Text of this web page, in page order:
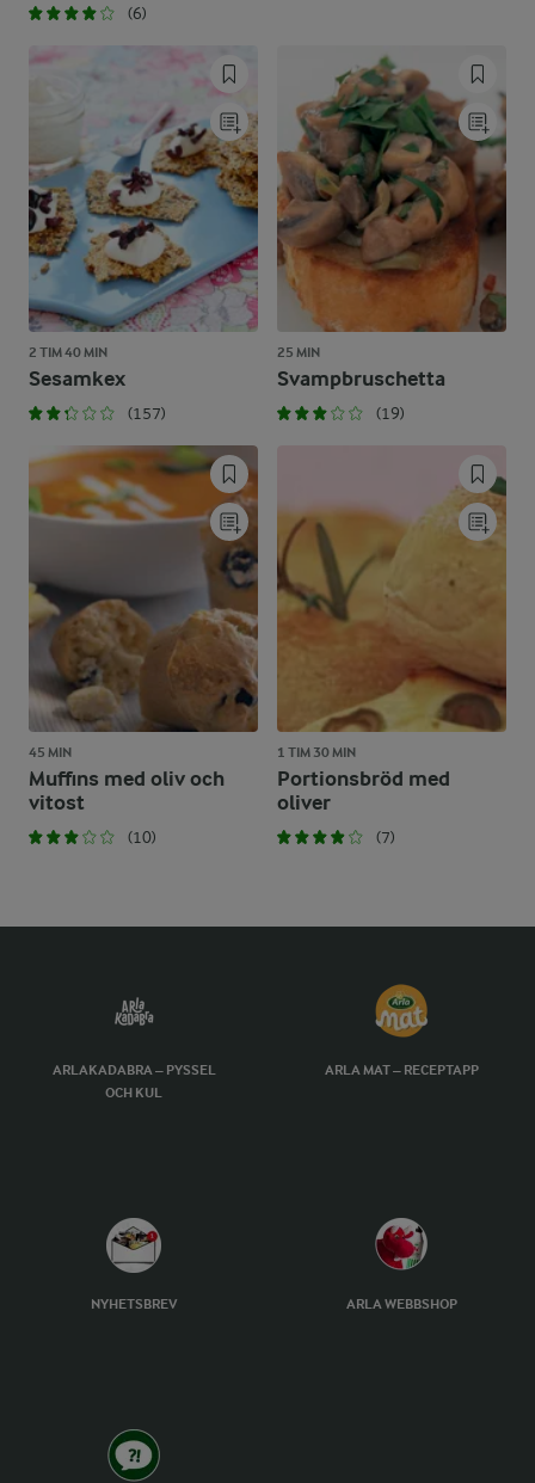
(6)
2 TIM 40 MIN
Sesamkex
(157)
25 MIN
Svampbruschetta
(19)
45 MIN
Muffins med oliv och
vitost
(10)
1 TIM 30 MIN
Portionsbröd med
oliver
(7)
ARLAKADABRA – PYSSEL
OCH KUL
ARLA MAT – RECEPTAPP
NYHETSBREV ARLA WEBBSHOP